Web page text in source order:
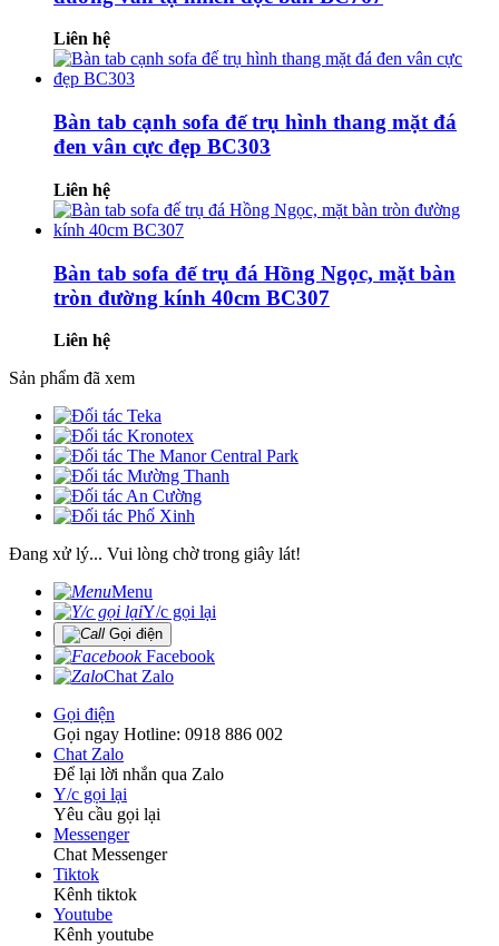
Liên hệ
Bàn tab cạnh sofa đế trụ hình thang mặt đá
đen vân cực đẹp BC303
Liên hệ
Bàn tab sofa đế trụ đá Hồng Ngọc, mặt bàn
tròn đường kính 40cm BC307
Liên hệ
Sản phẩm đã xem
Đang xử lý... Vui lòng chờ trong giây lát!
Menu
Y/c gọi lại
Gọi điện
Facebook
Chat Zalo
Gọi điện
Gọi ngay Hotline: 0918 886 002
Chat Zalo
Để lại lời nhắn qua Zalo
Y/c gọi lại
Yêu cầu gọi lại
Messenger
Chat Messenger
Tiktok
Kênh tiktok
Youtube
Kênh youtube